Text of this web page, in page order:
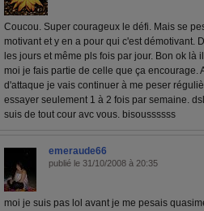
Coucou. Super courageux le défi. Mais se
motivant et y en a pour qui c'est démotivant.
les jours et même pls fois par jour. Bon ok là
moi je fais partie de celle que ça encourage.
d'attaque je vais continuer à me peser
essayer seulement 1 à 2 fois par semaine.
suis de tout cour avc vous. bisoussssss
emeraude66
publié le 31/10/2008 à 20:35
moi je suis pas lol avant je me pesais